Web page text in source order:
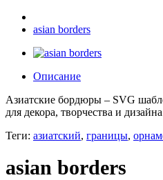
asian borders
Описание
Азиатские бордюры – SVG
для декора, творчества и
Теги: азиатский, границы,
asian borders